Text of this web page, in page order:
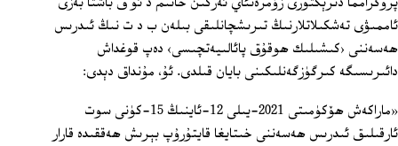
ئاممىۋى تەشكىلاتلارنىڭ تىرىشچانلىقى بىلەن ب د ت نىڭ ئىدرىس
ھەسەننى ‹كىشىلىك ھوقۇق پائالىيەتچىسى› دەپ قوغداش
دائىرىسىگە كىرگۈزگەنلىكىنى بايان قىلدى. ئۇ، مۇنداق دېدى:
«ماراكەش ھۆكۈمىتى 2021-يىلى 12-ئاينىڭ 15-كۈنى سوت
ئارقىلىق ئىدرىس ھەسەننى خىتايغا قايتۇرۇپ بېرىش ھەققىدە قارار